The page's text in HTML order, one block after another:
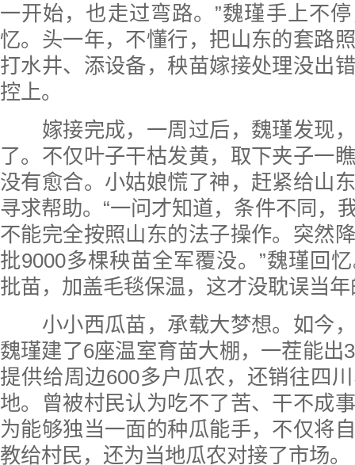
一开始，也走过弯路。”魏瑾手上不
忆。头一年，不懂行，把山东的套路
打水井、添设备，秧苗嫁接处理没出
控上。
嫁接完成，一周过后，魏瑾发现，
了。不仅叶子干枯发黄，取下夹子一
没有愈合。小姑娘慌了神，赶紧给山
寻求帮助。“一问才知道，条件不同，
不能完全按照山东的法子操作。突然
批9000多棵秧苗全军覆没。”魏瑾回
批苗，加盖毛毯保温，这才没耽误当
小小西瓜苗，承载大梦想。如今，
魏瑾建了6座温室育苗大棚，一茬能出
提供给周边600多户瓜农，还销往四
地。曾被村民认为吃不了苦、干不成
为能够独当一面的种瓜能手，不仅将
教给村民，还为当地瓜农对接了市场。